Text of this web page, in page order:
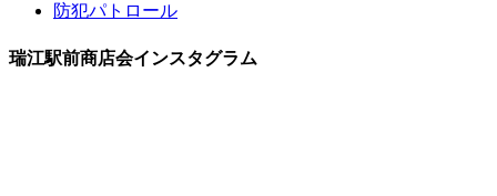
防犯パトロール
瑞江駅前商店会インスタグラム